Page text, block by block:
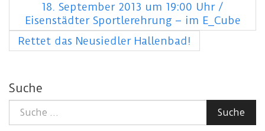
18. September 2013 um 19:00 Uhr /
Eisenstädter Sportlerehrung – im E_Cube
Rettet das Neusiedler Hallenbad!
Suche
nach:
Suche